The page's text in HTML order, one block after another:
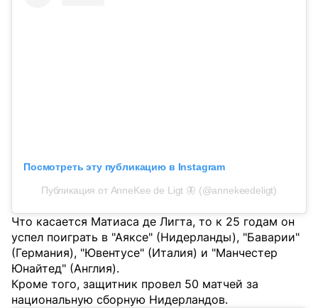
Посмотреть эту публикацию в Instagram
Публикация от AnneKee de Ligt 🦋 (@annekeedeligt)
Что касается Матиаса де Лигта, то к 25 годам он
успел поиграть в "Аяксе" (Нидерланды), "Баварии"
(Германия), "Ювентусе" (Италия) и "Манчестер
Юнайтед" (Англия).
Кроме того, защитник провел 50 матчей за
национальную сборную Нидерландов.